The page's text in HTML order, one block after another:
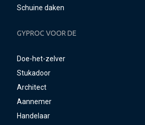
Schuine daken
GYPROC VOOR DE
Doe-het-zelver
Stukadoor
Architect
Aannemer
Handelaar